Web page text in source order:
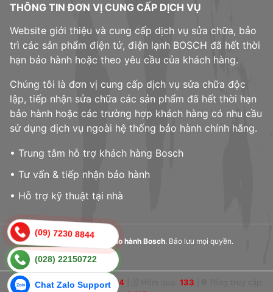
THÔNG TIN ĐƠN VỊ CUNG CẤP DỊCH VỤ
Website giới thiệu và cung cấp dịch vụ sửa chữa, bảo
trì các sản phẩm điện tử, điện lạnh BOSCH đã hết thời
hạn bảo hành hoặc theo yêu cầu của khách hàng.
Chúng tôi là đơn vị cung cấp dịch vụ sửa chữa độc
lập, tiếp nhận sửa chữa các sản phẩm đã hết thời hạn
bảo hành hoặc các trường hợp khách hàng có nhu cầu
sử dụng dịch vụ ngoài hệ thống bảo hành chính hãng.
• Trung tâm hỗ trợ khách hàng Bosch
• Tư vấn & tiếp nhận bảo hành
• Hỗ trợ kỹ thuật tại nhà
Trung tâm bảo hành Bosch. Bảo lưu mọi quyền.
👁 Online:0 |📅 Hôm nay:124 133
(09) 7230 8844
(028) 22150722
Chat Zalo Support